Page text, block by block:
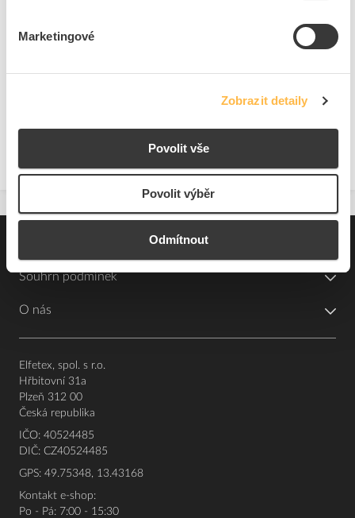
Marketingové
Zobrazit detaily
Povolit vše
Povolit výběr
Odmítnout
Souhrn podmínek
O nás
Elfetex, spol. s r.o.
Hřbitovní 31a
Plzeň 312 00
Česká republika
IČO: 40524485
DIČ: CZ40524485
GPS: 49.75348, 13.43168
Kontakt e-shop:
Po - Pá: 7:00 - 15:30